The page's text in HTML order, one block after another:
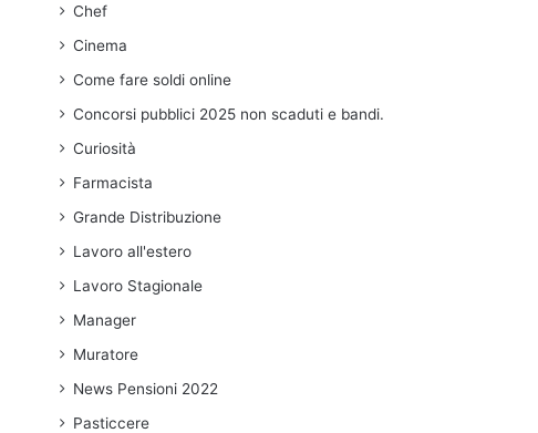
Chef
Cinema
Come fare soldi online
Concorsi pubblici 2025 non scaduti e bandi.
Curiosità
Farmacista
Grande Distribuzione
Lavoro all'estero
Lavoro Stagionale
Manager
Muratore
News Pensioni 2022
Pasticcere